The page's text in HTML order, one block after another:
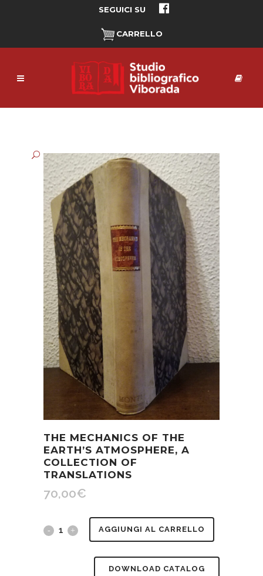
SEGUICI SU
CARRELLO
THE MECHANICS OF THE
EARTH’S ATMOSPHERE, A
COLLECTION OF
TRANSLATIONS
70,00€
The AGGIUNGI AL CARRELLO
DOWNLOAD CATALOG